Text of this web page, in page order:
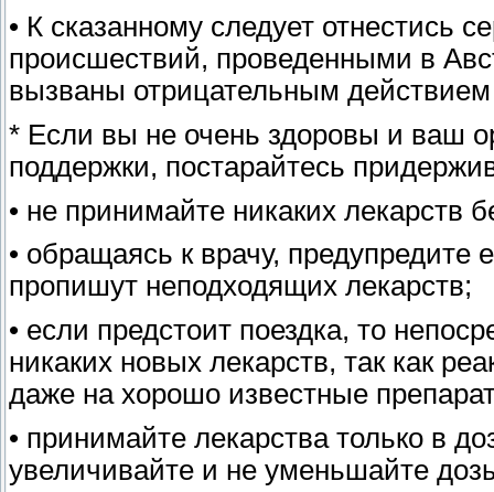
• К сказанному следует отнестись
происшествий, проведенными в
вызваны отрицательным действием
* Если вы не очень здоровы и ваш
поддержки, постарайтесь
• не принимайте никаких лекарств
• обращаясь к врачу,
пропишут неподходящих лекарств;
• если предстоит поездка, то
никаких новых лекарств, так как
даже на хорошо известные
• принимайте лекарства только в
увеличивайте и не уменьшайте